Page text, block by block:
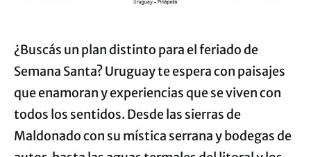
¿Buscás un plan distinto para el feriado de
Semana Santa? Uruguay te espera con paisajes
que enamoran y experiencias que se viven con
todos los sentidos. Desde las sierras de
Maldonado con su mística serrana y bodegas de